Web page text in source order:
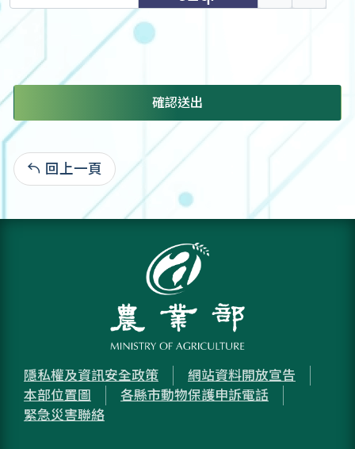
確認送出
回上一頁
隱私權及資訊安全政策
網站資料開放宣告
本部位置圖
各縣市動物保護申訴電話
緊急災害聯絡